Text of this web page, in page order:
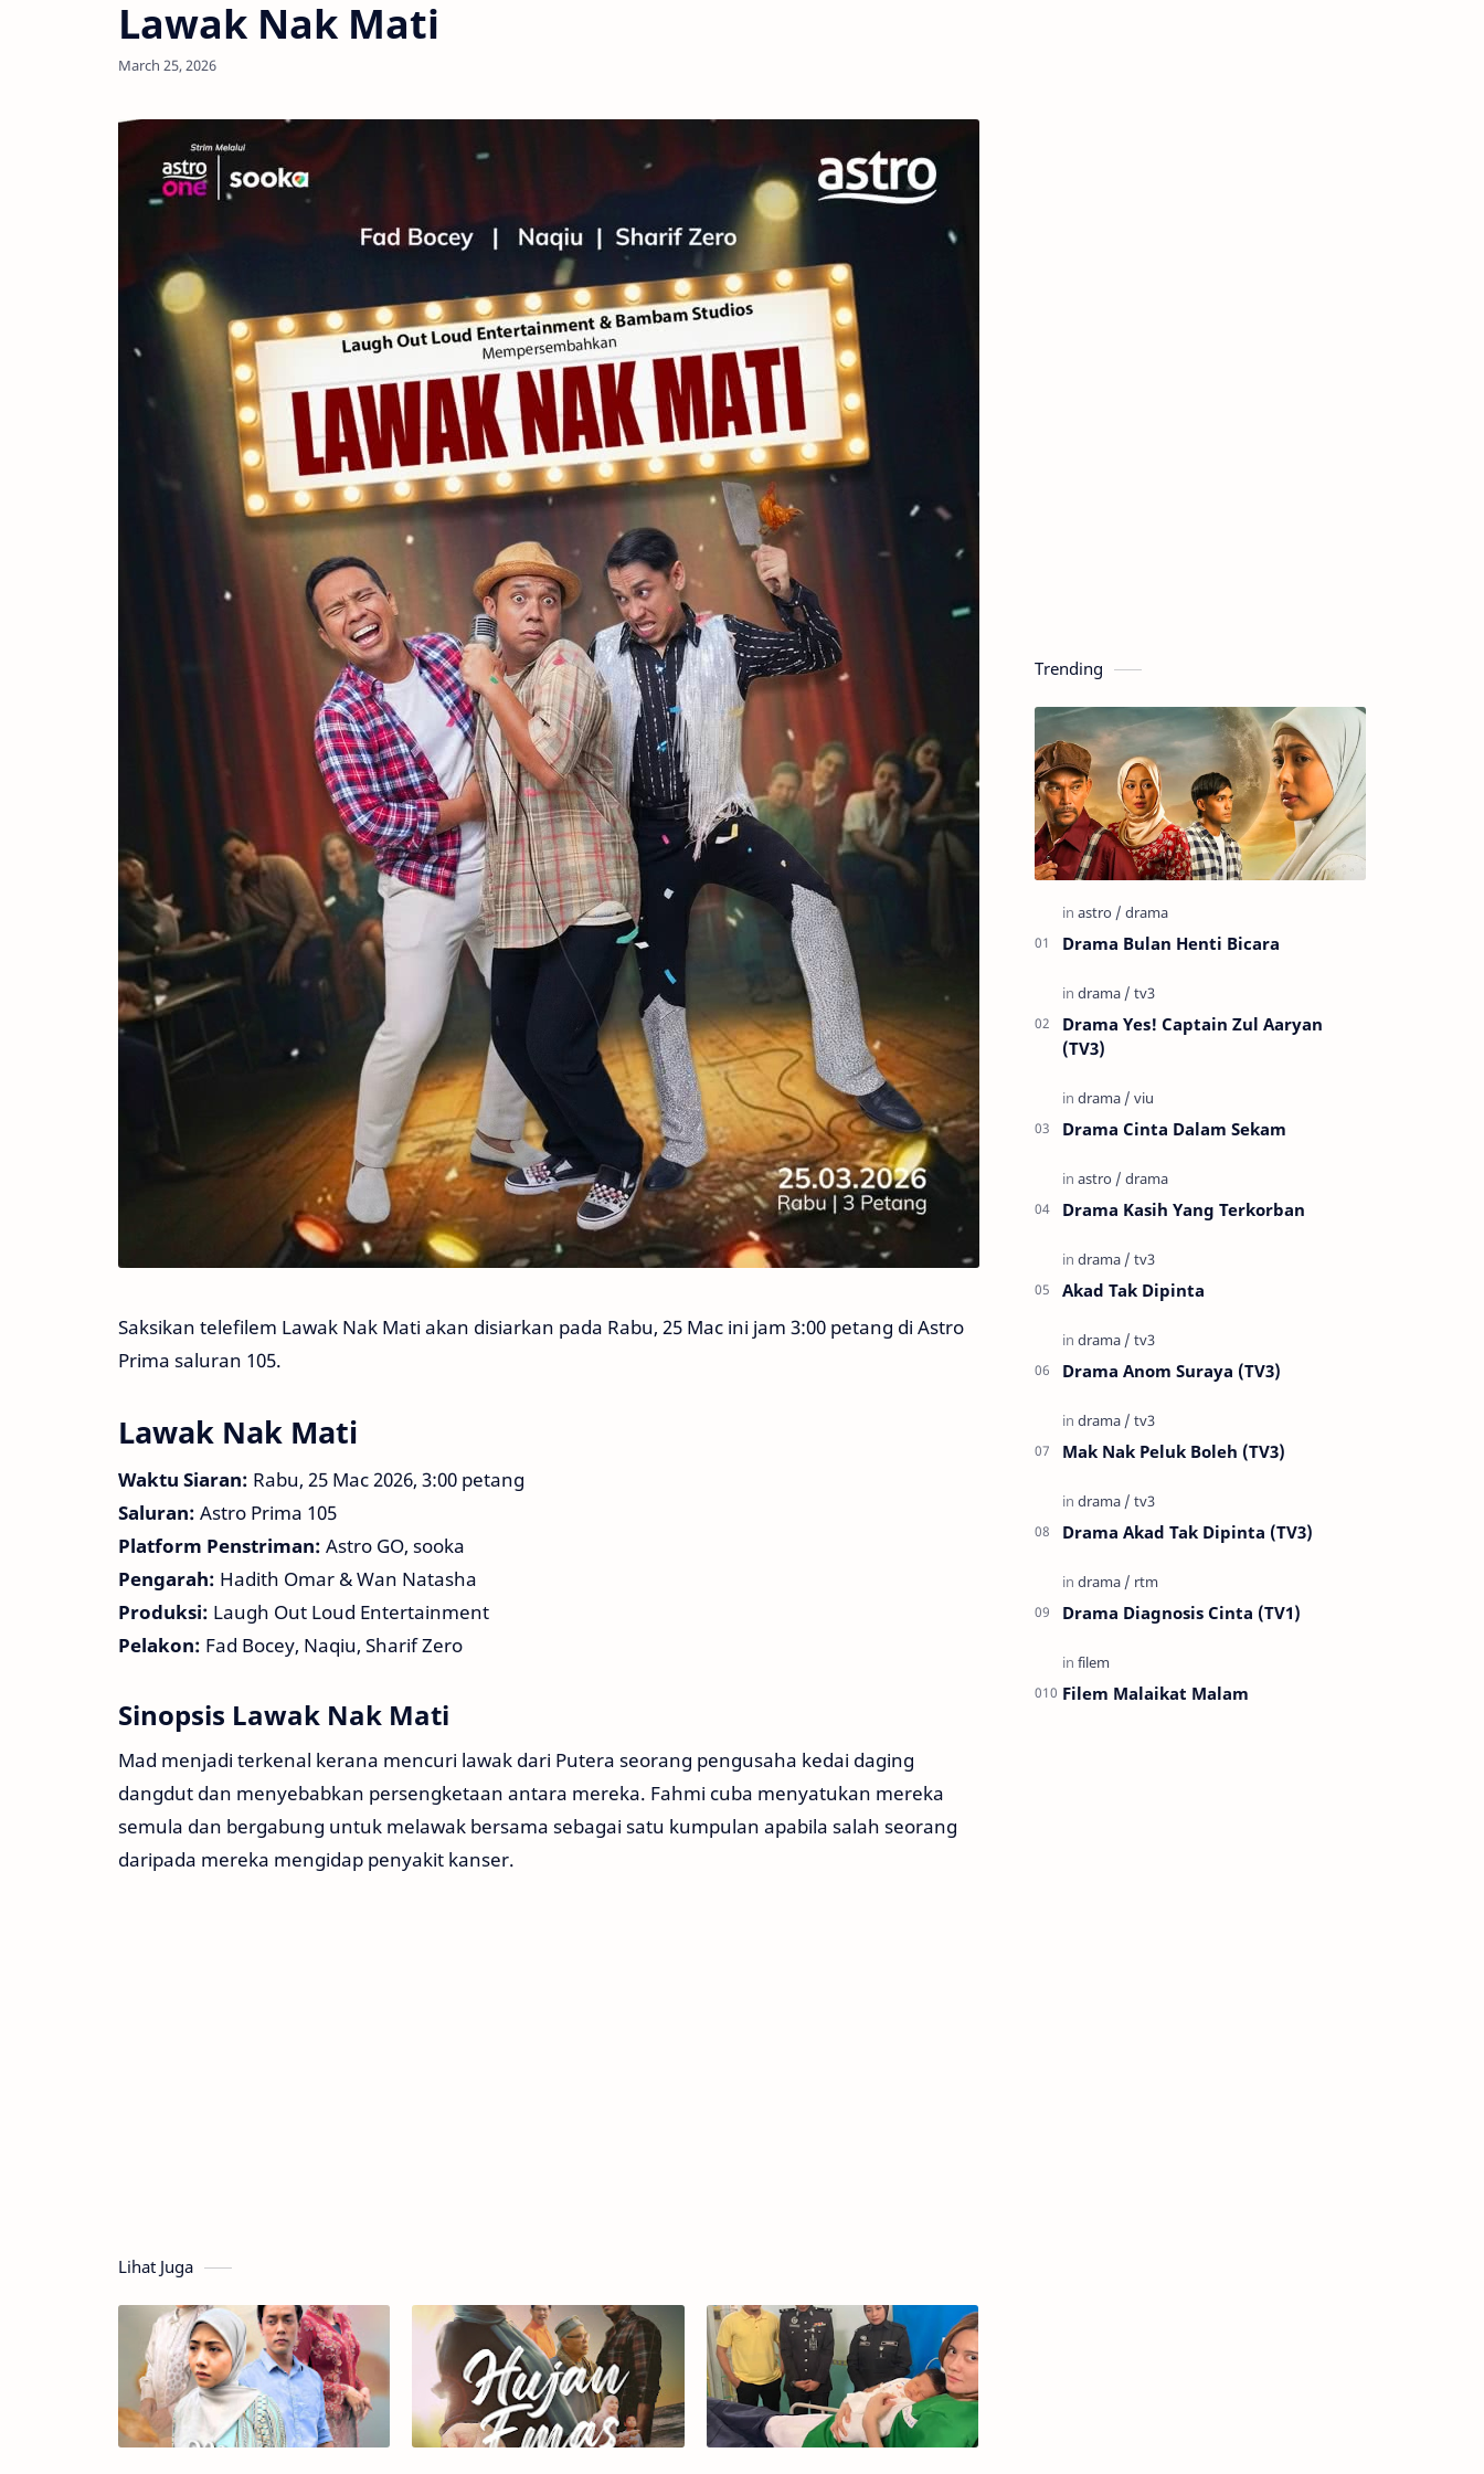
Lawak Nak Mati
Saksikan telefilem Lawak Nak Mati akan disiarkan pada Rabu, 25 Mac ini jam 3:00 petang di Astro
Prima saluran 105.
Lawak Nak Mati
Waktu Siaran: Rabu, 25 Mac 2026, 3:00 petang
Saluran: Astro Prima 105
Platform Penstriman: Astro GO, sooka
Pengarah: Hadith Omar & Wan Natasha
Produksi: Laugh Out Loud Entertainment
Pelakon: Fad Bocey, Naqiu, Sharif Zero
Sinopsis Lawak Nak Mati
Mad menjadi terkenal kerana mencuri lawak dari Putera seorang pengusaha kedai daging
dangdut dan menyebabkan persengketaan antara mereka. Fahmi cuba menyatukan mereka
semula dan bergabung untuk melawak bersama sebagai satu kumpulan apabila salah seorang
daripada mereka mengidap penyakit kanser.
Lihat Juga
Trending
Drama Bulan Henti Bicara
Drama Yes! Captain Zul Aaryan
(TV3)
Drama Cinta Dalam Sekam
Drama Kasih Yang Terkorban
Akad Tak Dipinta
Drama Anom Suraya (TV3)
Mak Nak Peluk Boleh (TV3)
Drama Akad Tak Dipinta (TV3)
Drama Diagnosis Cinta (TV1)
Filem Malaikat Malam